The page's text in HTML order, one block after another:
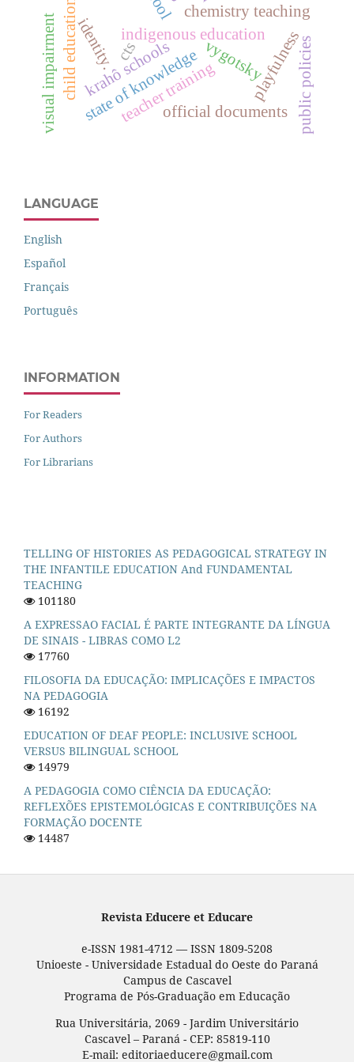
indigenous education
krahô schools
identity.
state of knowledge
child education chemistry teaching
vygotsky
cts playfulness
visual impairment public policies
teacher training
official documents
LANGUAGE
English
Español
Français
Português
INFORMATION
For Readers
For Authors
For Librarians
TELLING OF HISTORIES AS PEDAGOGICAL STRATEGY IN
THE INFANTILE EDUCATION And FUNDAMENTAL
TEACHING
101180
A EXPRESSAO FACIAL É PARTE INTEGRANTE DA LÍNGUA
DE SINAIS - LIBRAS COMO L2
17760
FILOSOFIA DA EDUCAÇÃO: IMPLICAÇÕES E IMPACTOS
NA PEDAGOGIA
16192
EDUCATION OF DEAF PEOPLE: INCLUSIVE SCHOOL
VERSUS BILINGUAL SCHOOL
14979
A PEDAGOGIA COMO CIÊNCIA DA EDUCAÇÃO:
REFLEXÕES EPISTEMOLÓGICAS E CONTRIBUIÇÕES NA
FORMAÇÃO DOCENTE
14487
Revista Educere et Educare
e-ISSN 1981-4712 — ISSN 1809-5208
Unioeste - Universidade Estadual do Oeste do Paraná
Campus de Cascavel
Programa de Pós-Graduação em Educação
Rua Universitária, 2069 - Jardim Universitário
Cascavel – Paraná - CEP: 85819-110
E-mail: editoriaeducere@gmail.com